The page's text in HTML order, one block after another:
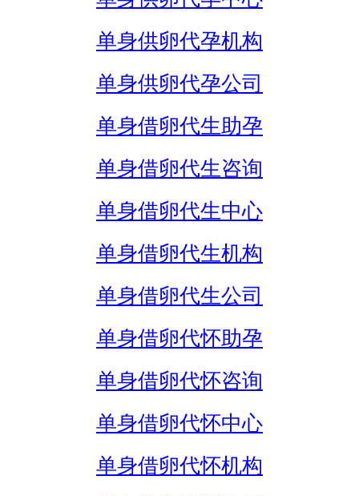
单身供卵代孕机构
单身供卵代孕公司
单身借卵代生助孕
单身借卵代生咨询
单身借卵代生中心
单身借卵代生机构
单身借卵代生公司
单身借卵代怀助孕
单身借卵代怀咨询
单身借卵代怀中心
单身借卵代怀机构